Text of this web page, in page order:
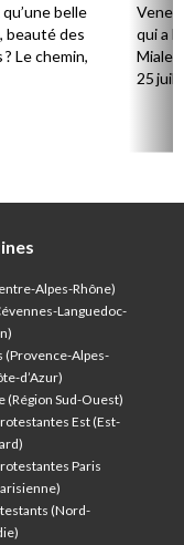
belle
beauté des
Le chemin,
qui a
25
Alpes-Rhône)
Languedoc-
(Provence-Alpes-
d’Azur)
(Région Sud-Ouest)
Est (Est-
Paris
(Nord-